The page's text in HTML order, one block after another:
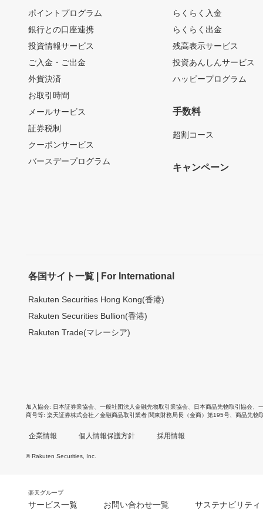
ポイントプログラム
銀行との口座連携
投資情報サービス
ご入金・ご出金
外貨決済
お取引時間
メールサービス
証券税制
クーポンサービス
バースデープログラム
らくらく入金
らくらく出金
残高表示サービス
投資あんしんサービス
ハッピープログラム
手数料
超割コース
キャンペーン
各国サイト一覧 | For International
Rakuten Securities Hong Kong(香港)
Rakuten Securities Bullion(香港)
Rakuten Trade(マレーシア)
加入協会 日本証券業協会 一般社団法人金融先物取引業協会 日本商品先物取引協会
商号等 楽天証券株式会社／金融商品取引業者 関東財務局長（金商）第195号、商品先物
企業情報 個人情報保護方針 採用情報
© Rakuten Securities, Inc.
楽天グループ
サービス一覧 お問い合わせ一覧 サステナビリティ